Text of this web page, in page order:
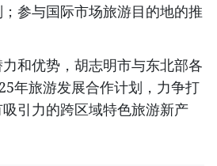
参与国际市场旅游目的地的推
和优势，胡志明市与东北部各
年旅游发展合作计划，力争打
引力的跨区域特色旅游新产